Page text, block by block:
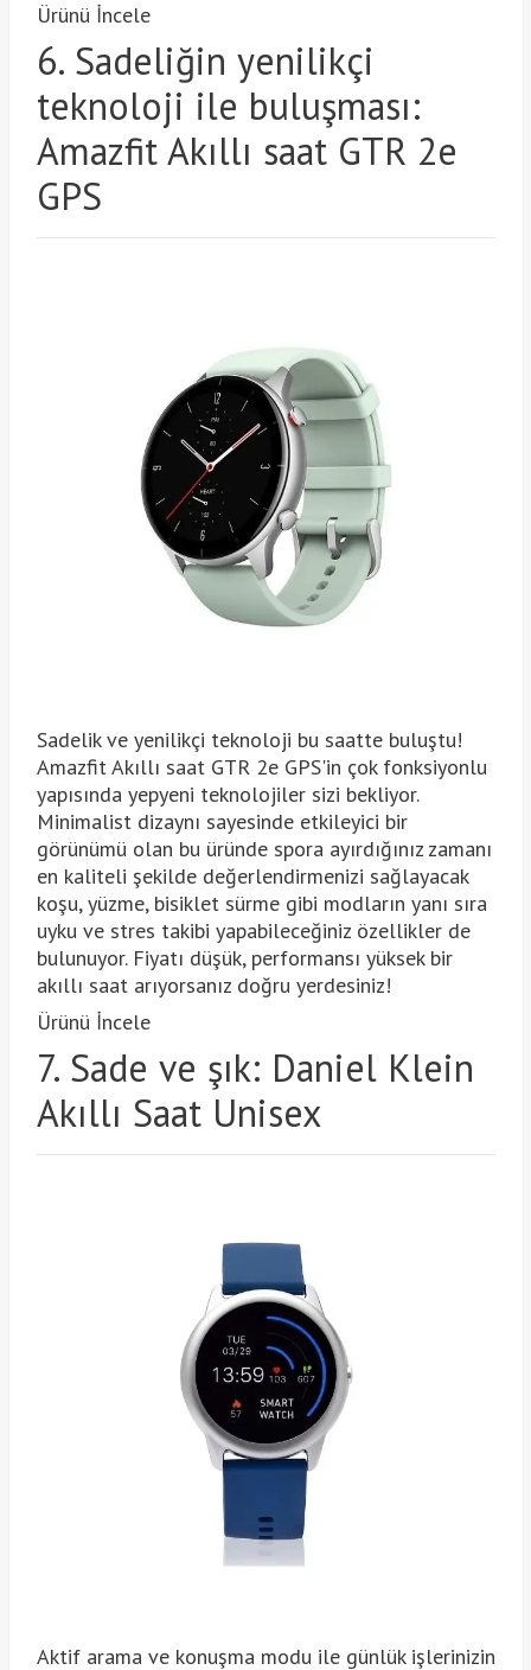
Ürünü İncele
6. Sadeliğin yenilikçi
teknoloji ile buluşması:
Amazfit Akıllı saat GTR 2e
GPS
Sadelik ve yenilikçi teknoloji bu saatte buluştu!
Amazfit Akıllı saat GTR 2e GPS'in çok fonksiyonlu
yapısında yepyeni teknolojiler sizi bekliyor.
Minimalist dizaynı sayesinde etkileyici bir
görünümü olan bu üründe spora ayırdığınız zamanı
en kaliteli şekilde değerlendirmenizi sağlayacak
koşu, yüzme, bisiklet sürme gibi modların yanı sıra
uyku ve stres takibi yapabileceğiniz özellikler de
bulunuyor. Fiyatı düşük, performansı yüksek bir
akıllı saat arıyorsanız doğru yerdesiniz!
Ürünü İncele
7. Sade ve şık: Daniel Klein
Akıllı Saat Unisex
Aktif arama ve konuşma modu ile günlük işlerinizin